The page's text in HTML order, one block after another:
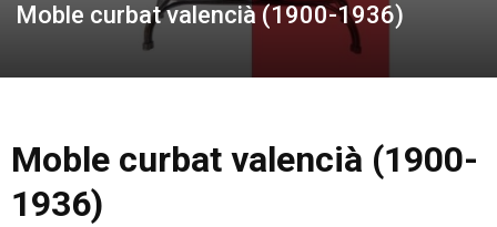
Moble curbat valencià (1900-1936)
Moble curbat valencià (1900-
1936)